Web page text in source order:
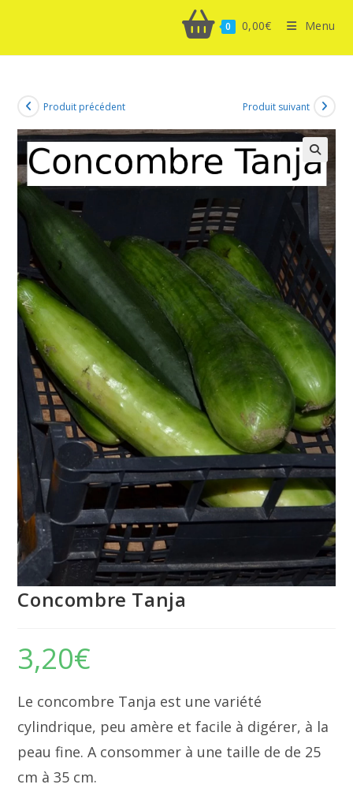
0 0,00€ Menu
Produit précédent Produit suivant
Concombre Tanja
3,20€
Le concombre Tanja est une variété
cylindrique, peu amère et facile à digérer, à la
peau fine. A consommer à une taille de de 25
cm à 35 cm.